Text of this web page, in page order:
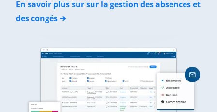
En savoir plus sur sur la gestion des absences et
des congés ➔